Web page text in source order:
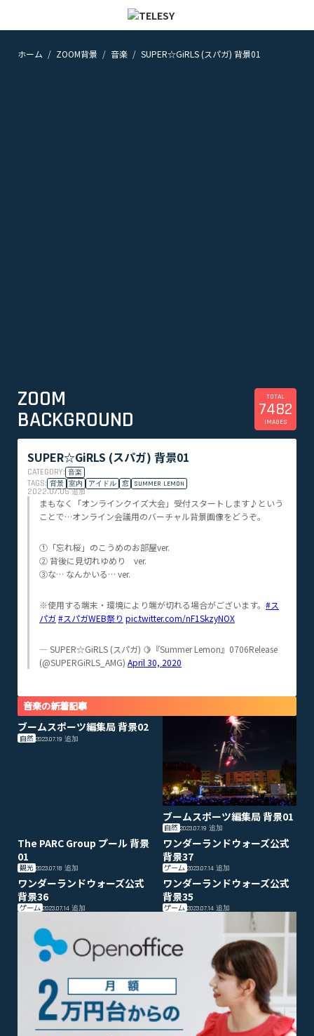
ホーム
ホーム ZOOM背景 音楽 SUPER☆GiRLS (スパガ) 背景01
ZOOM
BACKGROUND
TOTAL
7482
IMAGES
SUPER☆GiRLS (スパガ) 背景01
CATEGORY: 音楽
TAGS: 背景 室内 アイドル 窓 SUMMER LEMON
2022.07.05追加
まもなく「オンラインクイズ大会」受付スタートします♪という
ことで…オンライン会議用のバーチャル背景画像をどうぞ。
①「忘れ桜」のこうめのお部屋ver.
② 背後に見切れゆめり ver.
③な… なんかいる… ver.
※使用する端末・環境により端が切れる場合がございます。 #ス
パガ#スパガWEB祭り pic.twitter.com/nF1SkzyNOX
— SUPER☆GiRLS (スパガ) 🍋『Summer Lemon』0706Release
(@SUPERGiRLS_AMG) April 30, 2020
音楽の新着記事
ブームスポーツ編集局 背景02
自然 2023.07.19 追加
ブームスポーツ編集局 背景01
自然 2023.07.19追加
The PARC Group プール 背景
01
観光 2023.07.18 追加
ワンダーランドウォーズ公式
背景37
ゲーム 2023.07.14追加
ワンダーランドウォーズ公式
背景36
ゲーム 2023.07.14 追加
ワンダーランドウォーズ公式
背景35
ゲーム 2023.07.14追加